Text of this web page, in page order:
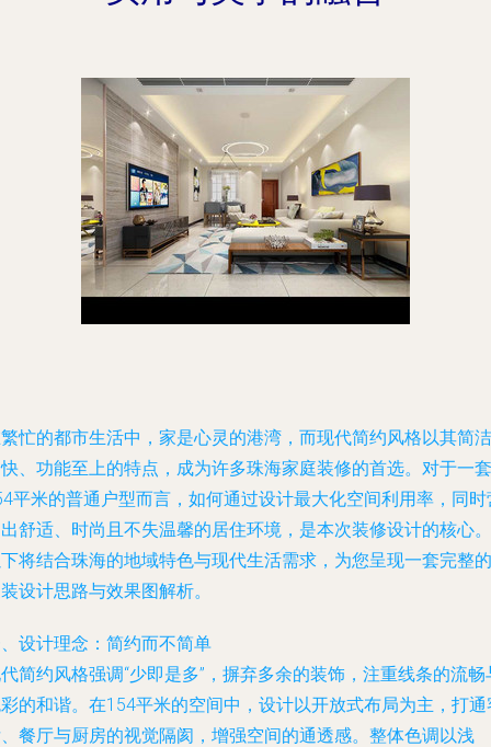
忙的都市生活中，家是心灵的港湾，而现代简约风格以其简洁
、功能至上的特点，成为许多珠海家庭装修的首选。对于一套
平米的普通户型而言，如何通过设计最大化空间利用率，同时
舒适、时尚且不失温馨的居住环境，是本次装修设计的核心。
将结合珠海的地域特色与现代生活需求，为您呈现一套完整的
设计思路与效果图解析。
设计理念：简约而不简单
简约风格强调“少即是多”，摒弃多余的装饰，注重线条的流畅
的和谐。在154平米的空间中，设计以开放式布局为主，打通
餐厅与厨房的视觉隔阂，增强空间的通透感。整体色调以浅